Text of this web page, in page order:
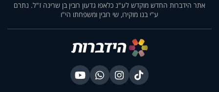
אתר הידברות החדש מוקדש לע"נ כלאפו גדעון רובין בן שרינה ז"ל. נתרם
ע"י בנו מוקירו, שי רובין ומשפחתו הי"ו